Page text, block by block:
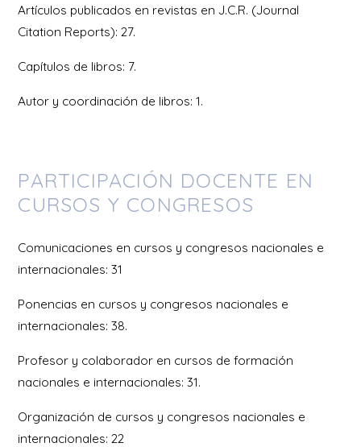
Artículos publicados en revistas en J.C.R. (Journal
Citation Reports): 27.
Capítulos de libros: 7.
Autor y coordinación de libros: 1.
PARTICIPACIÓN DOCENTE EN
CURSOS Y CONGRESOS
Comunicaciones en cursos y congresos nacionales e
internacionales: 31
Ponencias en cursos y congresos nacionales e
internacionales: 38.
Profesor y colaborador en cursos de formación
nacionales e internacionales: 31.
Organización de cursos y congresos nacionales e
internacionales: 22